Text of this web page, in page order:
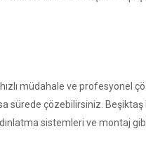
müdahale ve profesyonel
sürede çözebilirsiniz.
sistemleri ve montaj